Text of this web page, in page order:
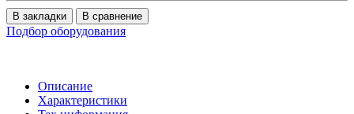
В закладки В сравнение
Подбор оборудования
Описание
Характеристики